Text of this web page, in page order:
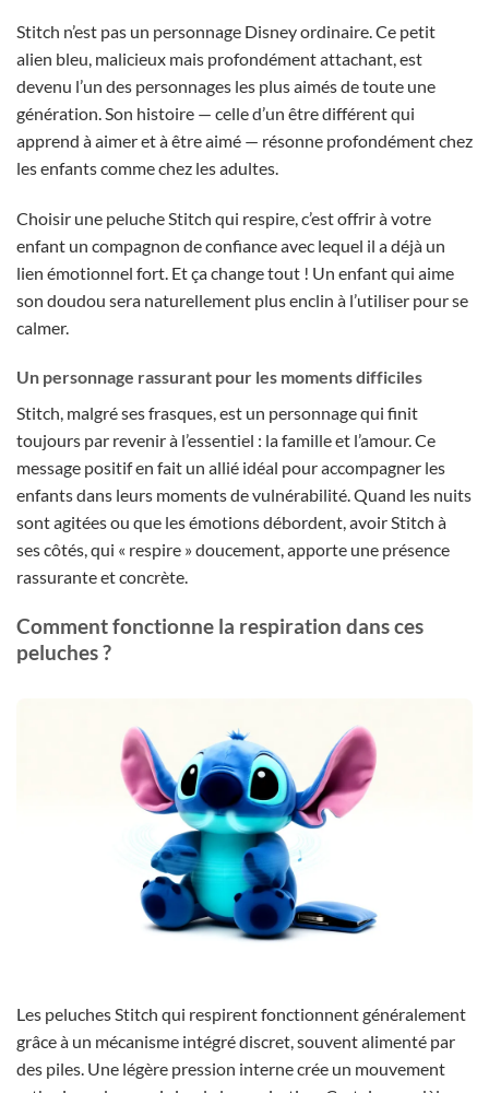
Stitch n’est pas un personnage Disney ordinaire. Ce petit
alien bleu, malicieux mais profondément attachant, est
devenu l’un des personnages les plus aimés de toute une
génération. Son histoire — celle d’un être différent qui
apprend à aimer et à être aimé — résonne profondément chez
les enfants comme chez les adultes.
Choisir une peluche Stitch qui respire, c’est offrir à votre
enfant un compagnon de confiance avec lequel il a déjà un
lien émotionnel fort. Et ça change tout ! Un enfant qui aime
son doudou sera naturellement plus enclin à l’utiliser pour se
calmer.
Un personnage rassurant pour les moments difficiles
Stitch, malgré ses frasques, est un personnage qui finit
toujours par revenir à l’essentiel : la famille et l’amour. Ce
message positif en fait un allié idéal pour accompagner les
enfants dans leurs moments de vulnérabilité. Quand les nuits
sont agitées ou que les émotions débordent, avoir Stitch à
ses côtés, qui « respire » doucement, apporte une présence
rassurante et concrète.
Comment fonctionne la respiration dans ces
peluches ?
Les peluches Stitch qui respirent fonctionnent généralement
grâce à un mécanisme intégré discret, souvent alimenté par
des piles. Une légère pression interne crée un mouvement